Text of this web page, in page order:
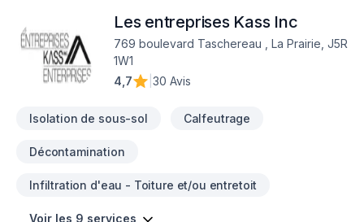
Les entreprises Kass Inc
769 boulevard Taschereau , La Prairie, J5R
1W1
4,7
30 Avis
Isolation de sous-sol Calfeutrage
Décontamination
Infiltration d'eau - Toiture et/ou entretoit
Voir les 9 services